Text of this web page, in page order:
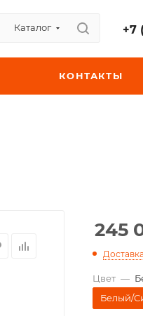
Каталог +7
КОНТАКТЫ
245
Цвет —
Белый/